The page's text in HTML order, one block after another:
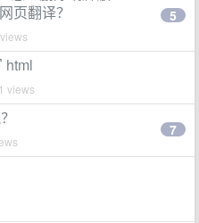
页翻译？
5
html
views
7